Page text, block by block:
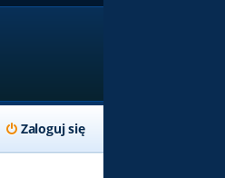
Zaloguj się